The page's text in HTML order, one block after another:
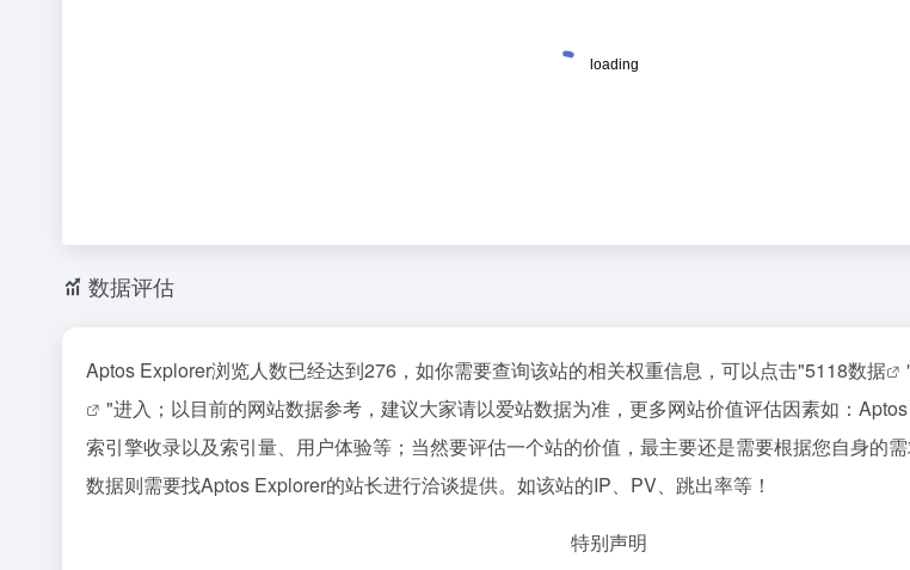
数据评估
Aptos Explorer浏览人数已经达到276，如你需要查询该站的相关权重信息，可以点击"5118数据
"进入；以目前的网站数据参考，建议大家请以爱站数据为准，更多网站价值评估因素如：
索引擎收录以及索引量、用户体验等；当然要评估一个站的价值，最主要还是需要根据您自身的
数据则需要找Aptos Explorer的站长进行洽谈提供。如该站的IP、PV、跳出率等！
特别声明